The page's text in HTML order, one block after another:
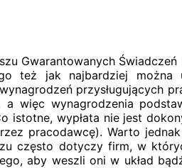
Gwarantowanych
też jak najbardziej
przysługujących
więc wynagrodzenia
istotne, wypłata nie jest
pracodawcę). Warto
często dotyczy firm, w
aby weszli oni w układ